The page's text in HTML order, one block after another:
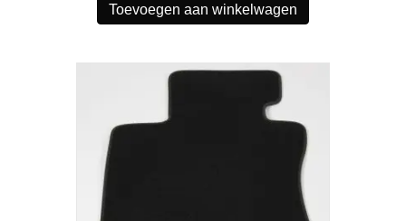
Toevoegen aan winkelwagen